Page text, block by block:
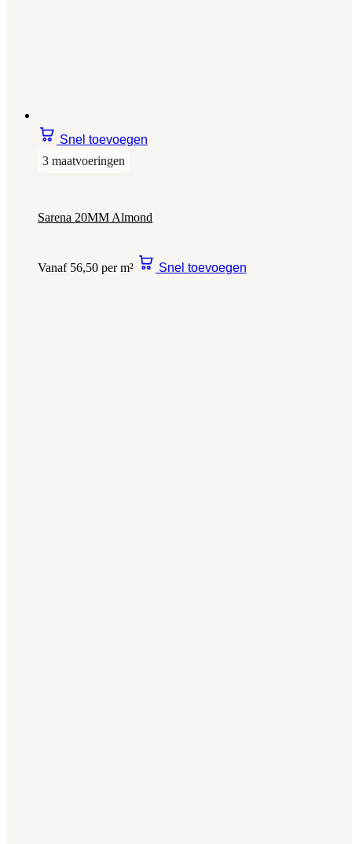
Snel toevoegen
3 maatvoeringen
Sarena 20MM Almond
Vanaf 56,50 per m² Snel toevoegen